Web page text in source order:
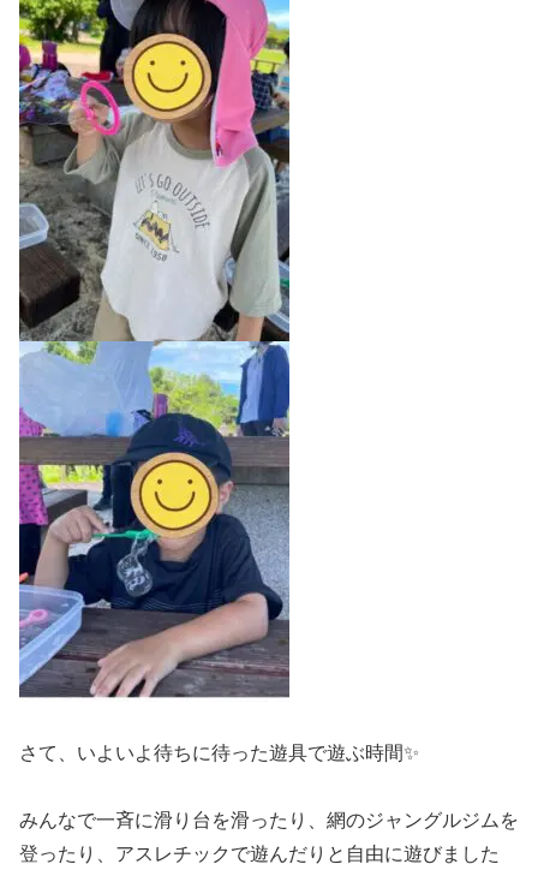
さて、いよいよ待ちに待った遊具で遊ぶ時間✨
みんなで一斉に滑り台を滑ったり、網のジャングルジムを
登ったり、アスレチックで遊んだりと自由に遊びました